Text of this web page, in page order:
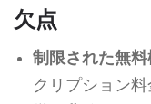
欠点
制限された無
クリプション料